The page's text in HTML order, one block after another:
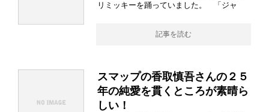
リミッキーを踊っていました。 「ジャ
記事を読む
スマップの香取慎吾さんの２５
年の純愛を貫くところが素晴ら
しい！